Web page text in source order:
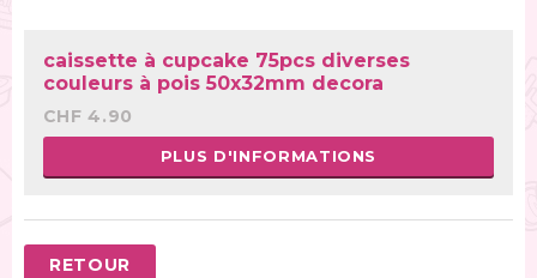
caissette à cupcake 75pcs diverses
couleurs à pois 50x32mm decora
CHF 4.90
PLUS D'INFORMATIONS
RETOUR